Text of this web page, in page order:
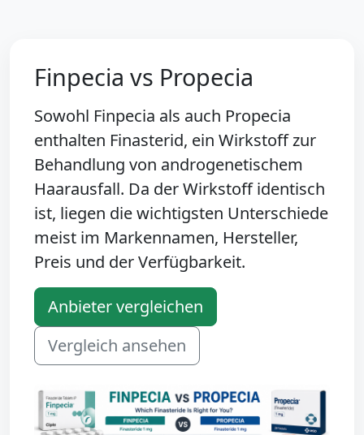
Finpecia vs Propecia
Sowohl Finpecia als auch Propecia
enthalten Finasterid, ein Wirkstoff zur
Behandlung von androgenetischem
Haarausfall. Da der Wirkstoff identisch
ist, liegen die wichtigsten Unterschiede
meist im Markennamen, Hersteller,
Preis und der Verfügbarkeit.
Anbieter vergleichen
Vergleich ansehen